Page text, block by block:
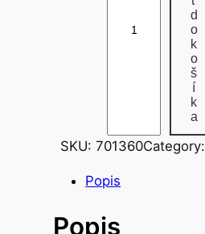
p
ň
o
d
o
k
o
š
í
k
a
SKU: 701360Category:
Popis
Popis